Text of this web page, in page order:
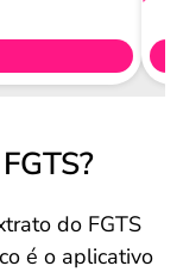
do FGTS
é o aplicativo